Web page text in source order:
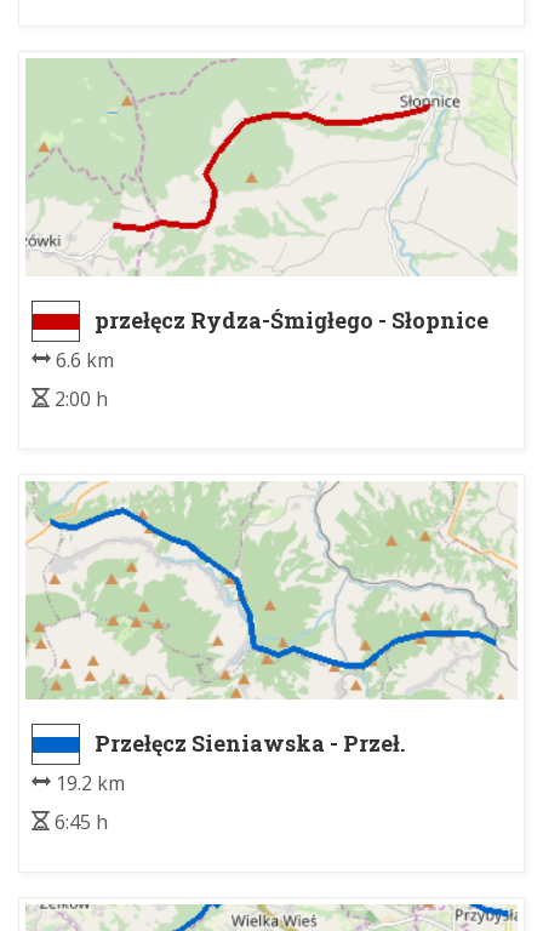
przełęcz Rydza-Śmigłego - Słopnice
Dolne kościół
6.6 km
2:00 h
Przełęcz Sieniawska - Przeł.
Spytkowicka parking
19.2 km
6:45 h